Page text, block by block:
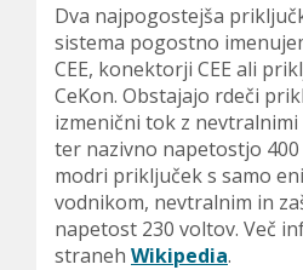
Dva najpogostejša
sistema pogostno
CEE, konektorji CEE ali
CeKon. Obstajajo rdeči
izmenični tok z
ter nazivno napetostjo
modri priključek s samo
vodnikom, nevtralnim in
napetost 230 voltov. Več
straneh Wikipedia.